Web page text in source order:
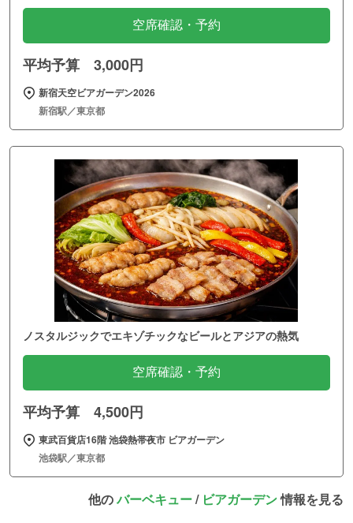
空席確認・予約
平均予算 3,000円
新宿天空ビアガーデン2026
新宿駅／東京都
ノスタルジックでエキゾチックなビールとアジアの熱気
空席確認・予約
平均予算 4,500円
東武百貨店16階 池袋熱帯夜市 ビアガーデン
池袋駅／東京都
他のバーベキュー/ ビアガーデン情報を見る